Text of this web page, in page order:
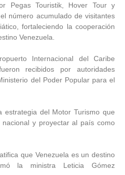
Pegas Touristik, Hover Tour y
número acumulado de visitantes
fortaleciendo la cooperación
Venezuela.
Internacional del Caribe
recibidos por autoridades
del Poder Popular para el
estrategia del Motor Turismo que
y proyectar al país como
que Venezuela es un destino
la ministra Leticia Gómez